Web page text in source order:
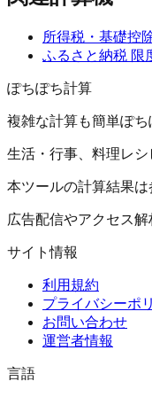
所得税・基礎控
ふるさと納税 限
ぽちぽち計算
複雑な計算も簡単ぽ
生活・行事、料理レ
本ツールの計算結果
広告配信やアクセス
サイト情報
利用規約
プライバシーポ
お問い合わせ
運営者情報
言語